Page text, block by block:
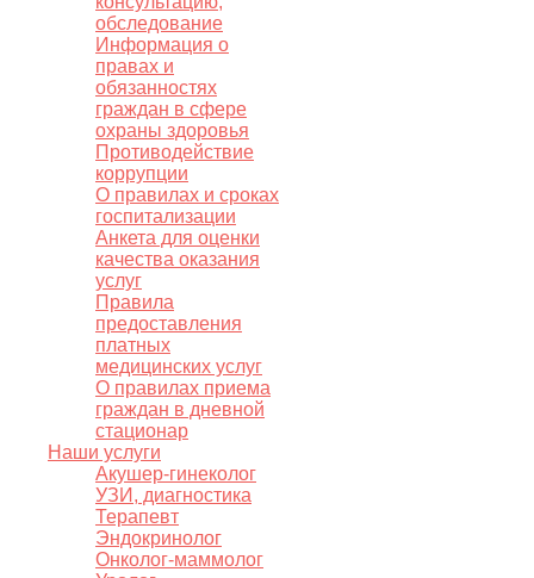
обследование
Информация о
правах и
обязанностях
граждан в сфере
охраны здоровья
Противодействие
коррупции
О правилах и сроках
госпитализации
Анкета для оценки
качества оказания
услуг
Правила
предоставления
платных
медицинских услуг
О правилах приема
граждан в дневной
стационар
Наши услуги
Акушер-гинеколог
УЗИ, диагностика
Терапевт
Эндокринолог
Онколог-маммолог